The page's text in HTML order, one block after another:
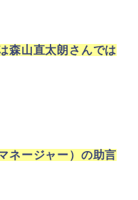
森山直太朗さんでは
ネージャー）の助言